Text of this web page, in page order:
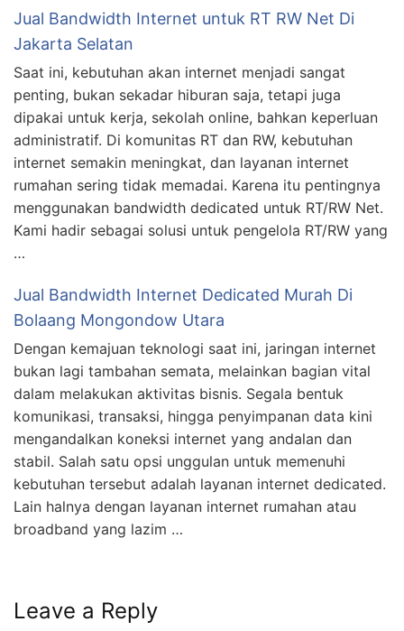
Jual Bandwidth Internet untuk RT RW Net Di
Jakarta Selatan
Saat ini, kebutuhan akan internet menjadi sangat
penting, bukan sekadar hiburan saja, tetapi juga
dipakai untuk kerja, sekolah online, bahkan keperluan
administratif. Di komunitas RT dan RW, kebutuhan
internet semakin meningkat, dan layanan internet
rumahan sering tidak memadai. Karena itu pentingnya
menggunakan bandwidth dedicated untuk RT/RW Net.
Kami hadir sebagai solusi untuk pengelola RT/RW yang
…
Jual Bandwidth Internet Dedicated Murah Di
Bolaang Mongondow Utara
Dengan kemajuan teknologi saat ini, jaringan internet
bukan lagi tambahan semata, melainkan bagian vital
dalam melakukan aktivitas bisnis. Segala bentuk
komunikasi, transaksi, hingga penyimpanan data kini
mengandalkan koneksi internet yang andalan dan
stabil. Salah satu opsi unggulan untuk memenuhi
kebutuhan tersebut adalah layanan internet dedicated.
Lain halnya dengan layanan internet rumahan atau
broadband yang lazim …
Leave a Reply